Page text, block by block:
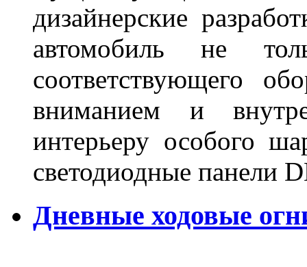
дизайнерские
автомобиль не
соответствующего
вниманием и
интерьеру особого
светодиодные панели
Дневные ходовые